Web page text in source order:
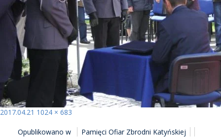
Opublikowano
2017.04.21 Pełny
1024 × 683
Opublikowano w Pamięci Ofiar Zbrodni Katyńskiej